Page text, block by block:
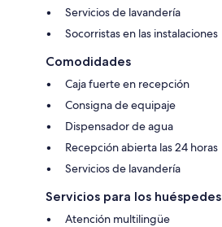
Servicios de lavandería
Socorristas en las instalaciones
Comodidades
Caja fuerte en recepción
Consigna de equipaje
Dispensador de agua
Recepción abierta las 24 horas
Servicios de lavandería
Servicios para los huéspedes
Atención multilingüe